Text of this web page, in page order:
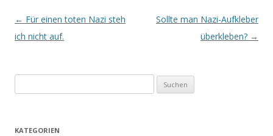
Beitrags-
Navigation
← Für einen toten Nazi steh
ich nicht auf.
Sollte man Nazi-Aufkleber
überkleben? →
u
h
KATEGORIEN